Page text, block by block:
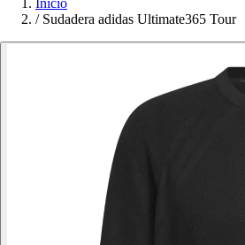
/ Sudadera adidas Ultimate365 Tour